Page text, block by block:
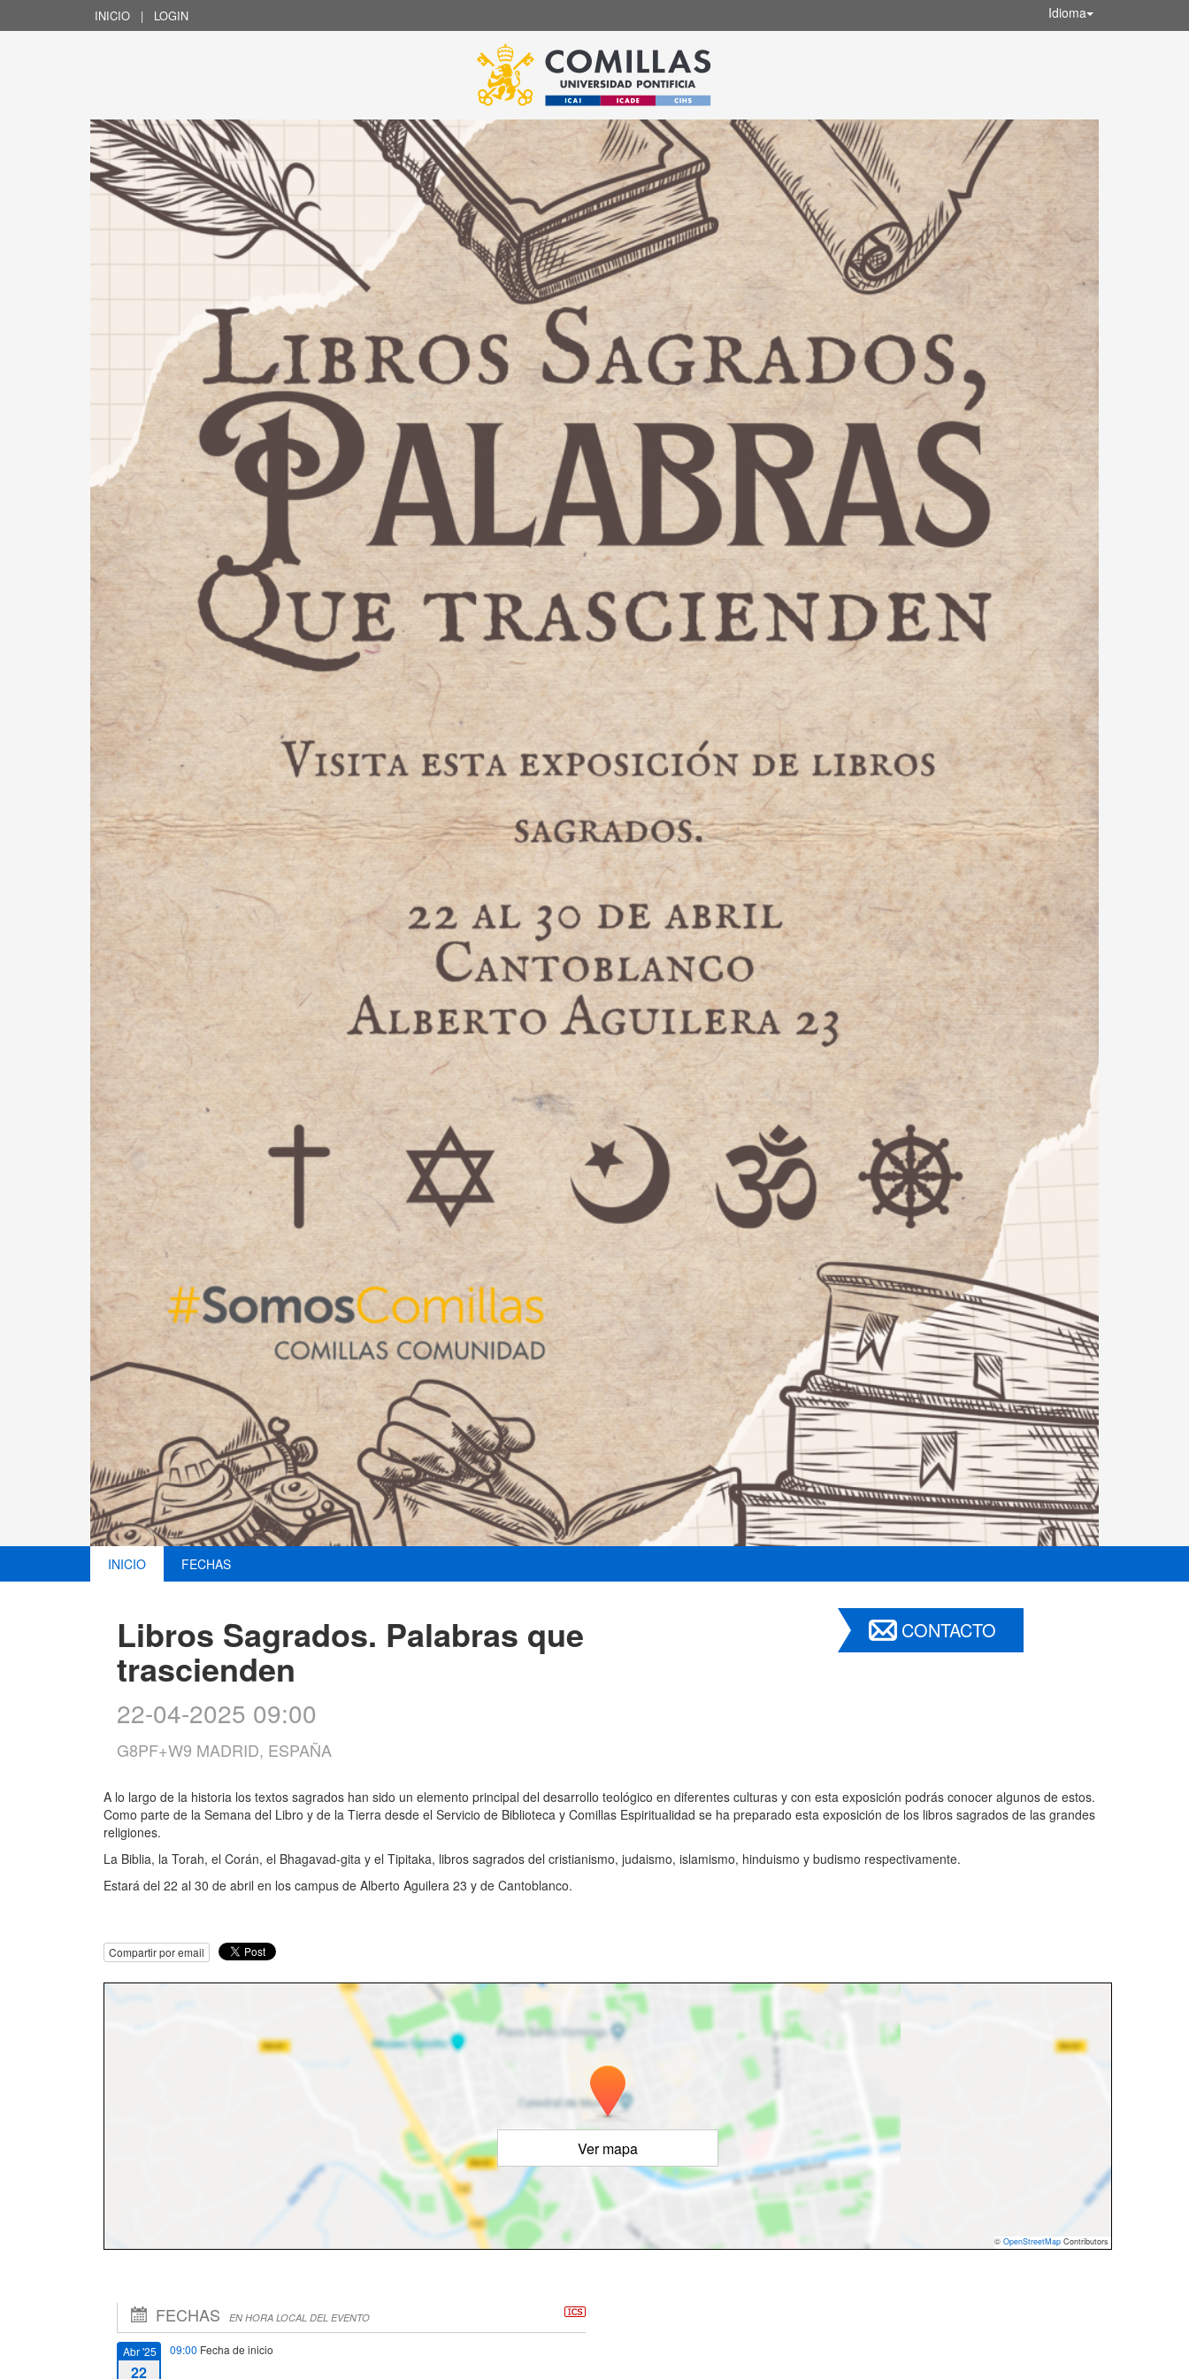
INICIO | LOGIN Idioma
INICIO FECHAS
Libros Sagrados. Palabras que
trascienden
22-04-2025 09:00
G8PF+W9 MADRID, ESPAÑA
CONTACTO
A lo largo de la historia los textos sagrados han sido un elemento principal del desarrollo teológico en diferentes culturas y con esta exposición podrás conocer algunos de estos.
Como parte de la Semana del Libro y de la Tierra desde el Servicio de Biblioteca y Comillas Espiritualidad se ha preparado esta exposición de los libros sagrados de las grandes
religiones.
La Biblia, la Torah, el Corán, el Bhagavad-gita y el Tipitaka, libros sagrados del cristianismo, judaismo, islamismo, hinduismo y budismo respectivamente.
Estará del 22 al 30 de abril en los campus de Alberto Aguilera 23 y de Cantoblanco.
Compartir por email
Ver mapa
© OpenStreetMap Contributors
FECHAS EN HORA LOCAL DEL EVENTO
Abr '25
22
09:00 Fecha de inicio